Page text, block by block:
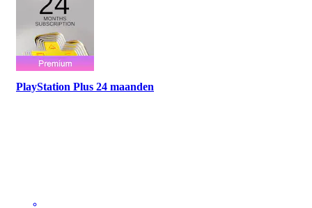
PlayStation Plus 24 maanden